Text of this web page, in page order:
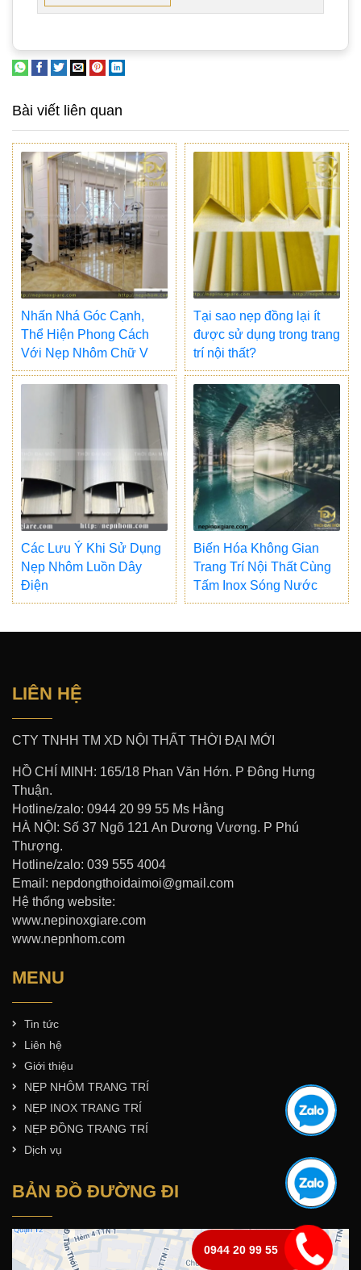
Bài viết liên quan
Nhấn Nhá Góc Cạnh,
Thể Hiện Phong Cách
Với Nẹp Nhôm Chữ V
Tại sao nẹp đồng lại ít
được sử dụng trong trang
trí nội thất?
Các Lưu Ý Khi Sử Dụng
Nẹp Nhôm Luồn Dây
Điện
Biến Hóa Không Gian
Trang Trí Nội Thất Cùng
Tấm Inox Sóng Nước
LIÊN HỆ
CTY TNHH TM XD NỘI THẤT THỜI ĐẠI MỚI
HỒ CHÍ MINH: 165/18 Phan Văn Hớn. P Đông Hưng
Thuận.
Hotline/zalo: 0944 20 99 55 Ms Hằng
HÀ NỘI: Số 37 Ngõ 121 An Dương Vương. P Phú
Thượng.
Hotline/zalo: 039 555 4004
Email: nepdongthoidaimoi@gmail.com
Hệ thống website:
www.nepinoxgiare.com
www.nepnhom.com
MENU
Tin tức
Liên hệ
Giới thiệu
NẸP NHÔM TRANG TRÍ
NẸP INOX TRANG TRÍ
NẸP ĐỒNG TRANG TRÍ
Dịch vụ
BẢN ĐỒ ĐƯỜNG ĐI
0944 20 99 55